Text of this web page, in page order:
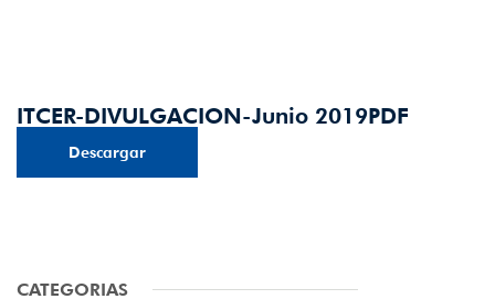
ITCER-DIVULGACION-Junio 2019PDF
Descargar
CATEGORIAS